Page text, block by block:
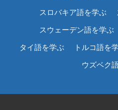
スロバキア語を学ぶ
スウェーデン語を学ぶ
タイ語を学ぶ トルコ語を
ウズベク